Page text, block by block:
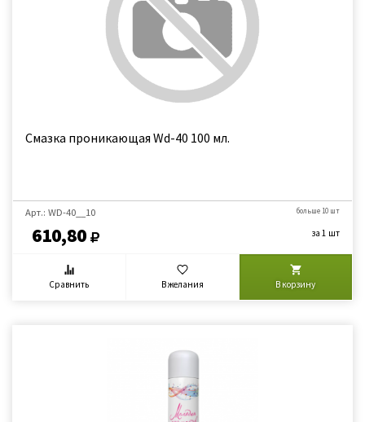
Смазка проникающая Wd-40 100 мл.
Арт.: WD-40__10
610,80
больше 10 шт
за 1 шт
Сравнить В желания В корзину